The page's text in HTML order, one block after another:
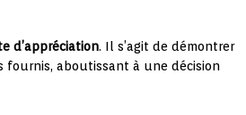
d’appréciation. Il s’agit de démontrer
aboutissant à une décision